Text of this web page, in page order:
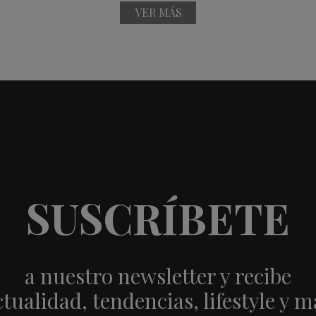
VER MÁS
SUSCRÍBETE
a nuestro newsletter y recibe
tendencias, lifestyle y